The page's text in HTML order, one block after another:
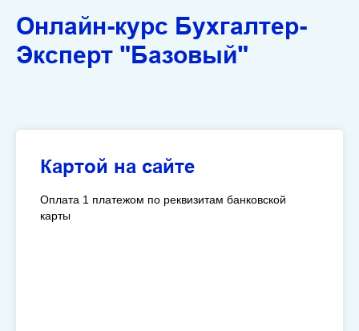
Онлайн-курс Бухгалтер-
Эксперт "Базовый"
Картой на сайте
Оплата 1 платежом по реквизитам банковской
карты